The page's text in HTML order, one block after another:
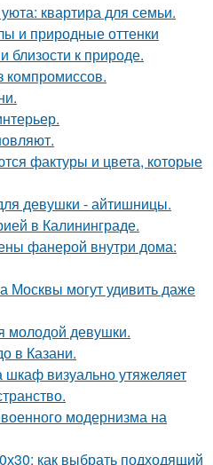
квартира для семьи.
и природные оттенки
близости к природе.
компромиссов.
фактуры и цвета, которые
девушки - айтишницы.
в Калининграде.
фанерой внутри дома:
Москвы могут удивить даже
молодой девушки.
в Казани.
визуально утяжеляет
модернизма на
как выбрать подходящий